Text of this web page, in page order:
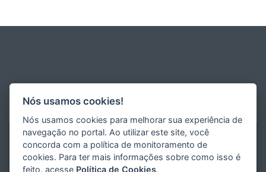
Nós usamos cookies!
Nós usamos cookies para melhorar sua experiência de
navegação no portal. Ao utilizar este site, você
concorda com a política de monitoramento de
cookies. Para ter mais informações sobre como isso é
feito, acesse Política de Cookies.